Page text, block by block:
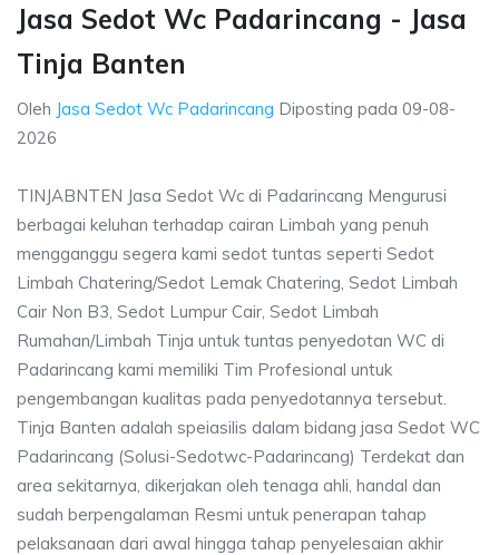
Jasa Sedot Wc Padarincang - Jasa
Tinja Banten
Oleh Jasa Sedot Wc Padarincang Diposting pada 09-08-
2026
TINJABNTEN Jasa Sedot Wc di Padarincang Mengurusi
berbagai keluhan terhadap cairan Limbah yang penuh
mengganggu segera kami sedot tuntas seperti Sedot
Limbah Chatering/Sedot Lemak Chatering, Sedot Limbah
Cair Non B3, Sedot Lumpur Cair, Sedot Limbah
Rumahan/Limbah Tinja untuk tuntas penyedotan WC di
Padarincang kami memiliki Tim Profesional untuk
pengembangan kualitas pada penyedotannya tersebut.
Tinja Banten adalah speiasilis dalam bidang jasa Sedot WC
Padarincang (Solusi-Sedotwc-Padarincang) Terdekat dan
area sekitarnya, dikerjakan oleh tenaga ahli, handal dan
sudah berpengalaman Resmi untuk penerapan tahap
pelaksanaan dari awal hingga tahap penyelesaian akhir